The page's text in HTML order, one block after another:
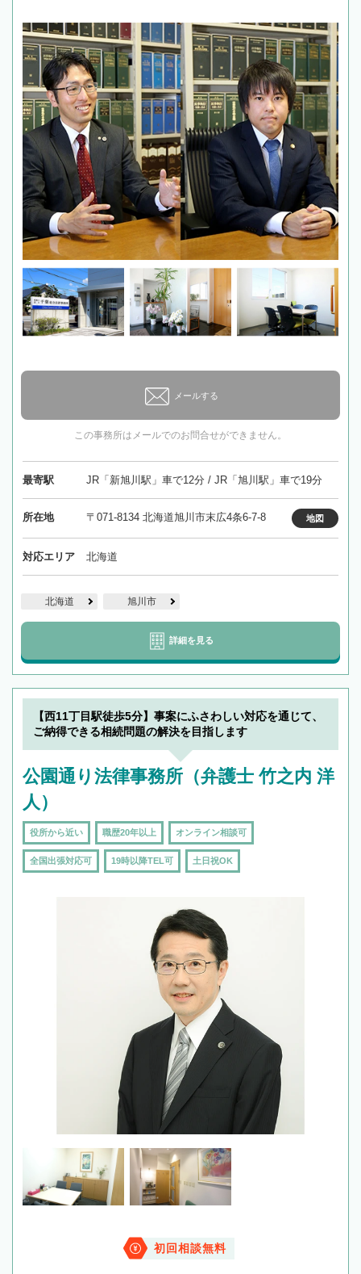
メールする
この事務所はメールでのお問合せができません。
最寄駅 JR「新旭川駅」車で12分 / JR「旭川駅」車で19分
所在地 〒071-8134 北海道旭川市末広4条6-7-8 地図
対応エリア 北海道
北海道 旭川市
詳細を見る
【西11丁目駅徒歩5分】事案にふさわしい対応を通じて、
ご納得できる相続問題の解決を目指します
公園通り法律事務所（弁護士 竹之内 洋
人）
役所から近い 職歴20年以上 オンライン相談可
全国出張対応可 19時以降TEL可 土日祝OK
初回相談無料